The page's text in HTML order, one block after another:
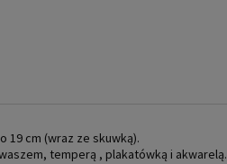
19 cm (wraz ze skuwką).
temperą , plakatówką i akwarelą.